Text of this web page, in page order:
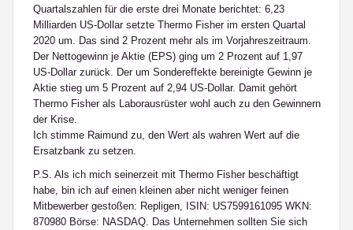
Quartalszahlen für die erste drei Monate berichtet: 6,23
Milliarden US-Dollar setzte Thermo Fisher im ersten Quartal
2020 um. Das sind 2 Prozent mehr als im Vorjahreszeitraum.
Der Nettogewinn je Aktie (EPS) ging um 2 Prozent auf 1,97
US-Dollar zurück. Der um Sondereffekte bereinigte Gewinn je
Aktie stieg um 5 Prozent auf 2,94 US-Dollar. Damit gehört
Thermo Fisher als Laborausrüster wohl auch zu den Gewinnern
der Krise.
Ich stimme Raimund zu, den Wert als wahren Wert auf die
Ersatzbank zu setzen.
P.S. Als ich mich seinerzeit mit Thermo Fisher beschäftigt
habe, bin ich auf einen kleinen aber nicht weniger feinen
Mitbewerber gestoßen: Repligen, ISIN: US7599161095 WKN:
870980 Börse: NASDAQ. Das Unternehmen sollten Sie sich